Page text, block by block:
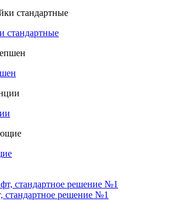
стандартные
стандартное решение №1